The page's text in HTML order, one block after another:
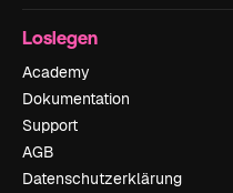
Loslegen
Academy
Dokumentation
Support
AGB
Datenschutzerklärung